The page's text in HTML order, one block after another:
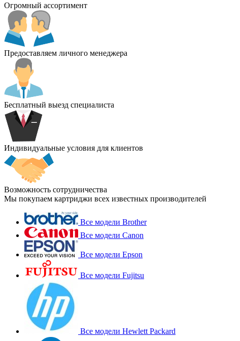
Огромный ассортимент
Предоставляем личного менеджера
Бесплатный выезд специалиста
Индивидуальные условия для клиентов
Возможность сотрудничества
Мы покупаем картриджи всех известных производителей
Все модели Brother
Все модели Canon
Все модели Epson
Все модели Fujitsu
Все модели Hewlett Packard